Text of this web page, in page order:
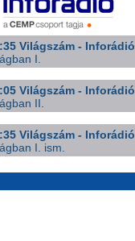
Világszám - Inforádió
I.
Világszám - Inforádió
II.
Világszám - Inforádió
I. ism.